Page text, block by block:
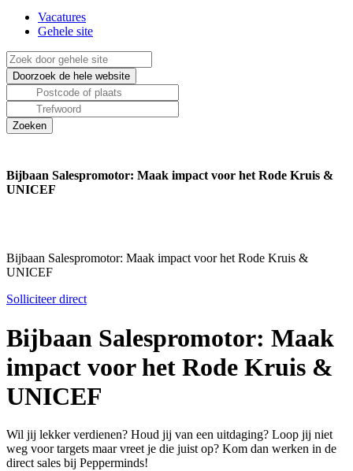
Vacatures
Gehele site
Bijbaan Salespromotor: Maak impact voor het Rode Kruis &
UNICEF
Bijbaan Salespromotor: Maak impact voor het Rode Kruis &
UNICEF
Solliciteer direct
Bijbaan Salespromotor: Maak
impact voor het Rode Kruis &
UNICEF
Wil jij lekker verdienen? Houd jij van een uitdaging? Loop jij niet
weg voor targets maar vreet je die juist op? Kom dan werken in de
direct sales bij Pepperminds!